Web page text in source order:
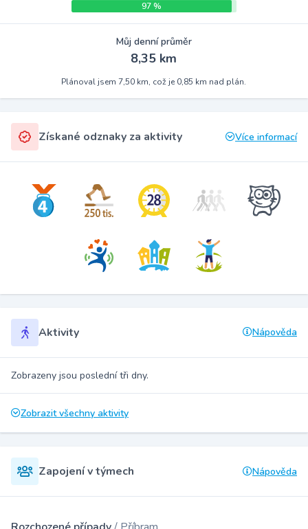
97 %
Můj denní průměr
8,35 km
Plánoval jsem 7,50 km, což je 0,85 km nad plán.
Získané odznaky za aktivity Více informací
Aktivity Nápověda
Zobrazeny jsou poslední tři dny.
Zobrazit všechny aktivity
Zapojení v týmech Nápověda